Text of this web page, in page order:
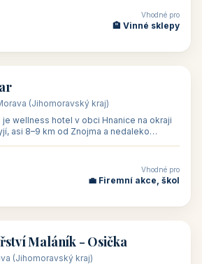
Vhodné pro
🏨 Vinné sklepy
(Jihomoravský kraj)
wellness hotel v obci Hnanice na okraji
asi 8–9 km od Znojma a nedaleko
Vhodné pro
💼 Firemní akce, škol
Maláník - Osička
(Jihomoravský kraj)